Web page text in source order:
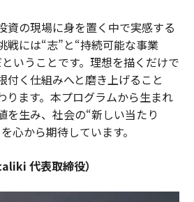
資の現場に身を置く中で実感する
戦には“志”と“持続可能な事業
いうことです。理想を描くだけで
付く仕組みへと磨き上げること
ります。本プログラムから生まれ
を生み、社会の“新しい当たり
心から期待しています。
代表取締役）